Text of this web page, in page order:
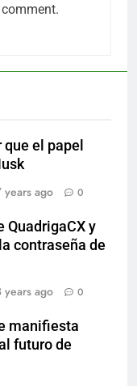
el papel
years ago 0
QuadrigaCX y
contraseña de
years ago 0
manifiesta
futuro de